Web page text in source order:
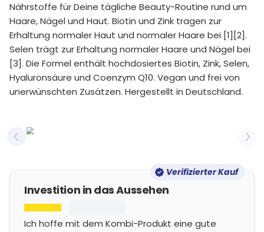
Nährstoffe für Deine tägliche Beauty-Routine rund um
Haare, Nägel und Haut. Biotin und Zink tragen zur
Erhaltung normaler Haut und normaler Haare bei [1][2].
Selen trägt zur Erhaltung normaler Haare und Nägel bei
[3]. Die Formel enthält hochdosiertes Biotin, Zink, Selen,
Hyaluronsäure und Coenzym Q10. Vegan und frei von
unerwünschten Zusätzen. Hergestellt in Deutschland.
Previous slide
Verifizierter Kauf
Investition in das Aussehen
Ich hoffe mit dem Kombi-Produkt eine gute